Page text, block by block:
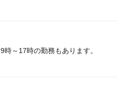
～17時の勤務もあります。